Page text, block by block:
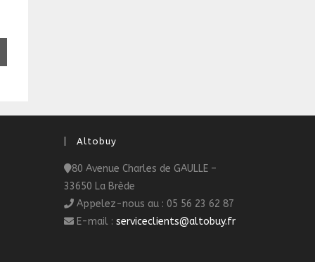
Altobuy
80 Avenue Charles de GAULLE –
33650 La Brède
Appelez-nous au : 05 56 23 62 87
E-mail : serviceclients@altobuy.fr